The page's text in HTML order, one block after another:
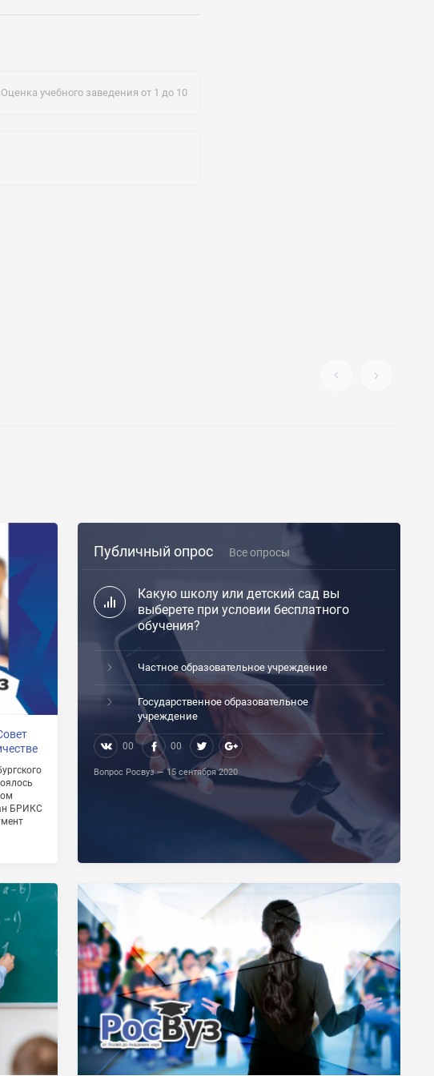
Оценка учебного заведения от 1 до 10